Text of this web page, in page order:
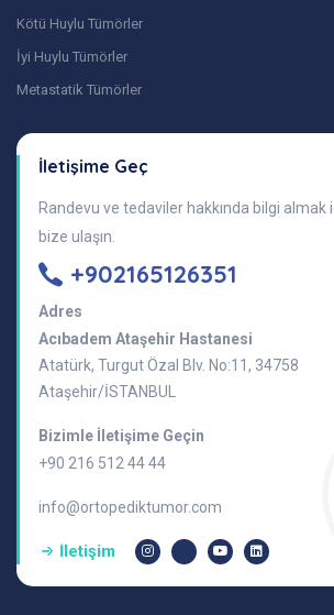
Kötü Huylu Tümörler
İyi Huylu Tümörler
Metastatik Tümörler
İletişime Geç
Randevu ve tedaviler hakkında bilgi almak
bize ulaşın.
+902165126351
Adres
Acıbadem Ataşehir Hastanesi
Atatürk, Turgut Özal Blv. No:11, 34758
Ataşehir/İSTANBUL
Bizimle İletişime Geçin
+90 216 512 44 44
info@ortopediktumor.com
İletişim